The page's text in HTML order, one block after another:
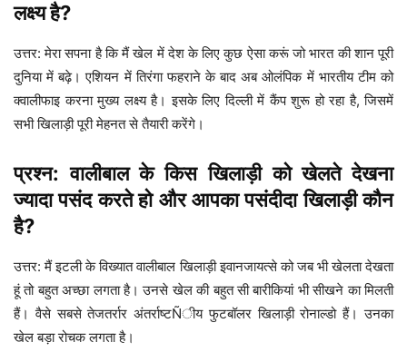
लक्ष्य है?
उत्तर: मेरा सपना है कि मैं खेल में देश के लिए कुछ ऐसा करूं जो भारत की शान पूरी
दुनिया में बढ़े। एशियन में तिरंगा फहराने के बाद अब ओलंपिक में भारतीय टीम को
क्वालीफाइ करना मुख्य लक्ष्य है। इसके लिए दिल्ली में कैंप शुरू हो रहा है, जिसमें
सभी खिलाड़ी पूरी मेहनत से तैयारी करेंगे।
प्रश्न: वालीबाल के किस खिलाड़ी को खेलते देखना
ज्यादा पसंद करते हो और आपका पसंदीदा खिलाड़ी कौन
है?
उत्तर: मैं इटली के विख्यात वालीबाल खिलाड़ी इवानजायत्से को जब भी खेलता देखता
हूं तो बहुत अच्छा लगता है। उनसे खेल की बहुत सी बारीकियां भी सीखने का मिलती
हैं। वैसे सबसे तेजतर्रार अंतर्राष्टÑीय फुटबॉलर खिलाड़ी रोनाल्डो हैं। उनका
खेल बड़ा रोचक लगता है।